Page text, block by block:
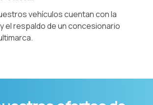
vehículos cuentan con la
el respaldo de un concesionario